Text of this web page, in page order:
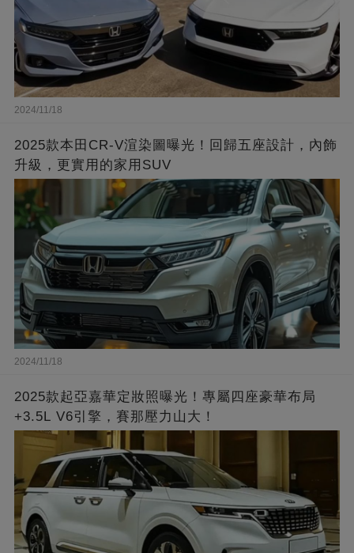
2024/11/18
2025款本田CR-V渲染圖曝光！回歸五座設計，內飾
升級，更實用的家用SUV
2024/11/18
2025款起亞嘉華定妝照曝光！專屬四座豪華布局
+3.5L V6引擎，賽那壓力山大！